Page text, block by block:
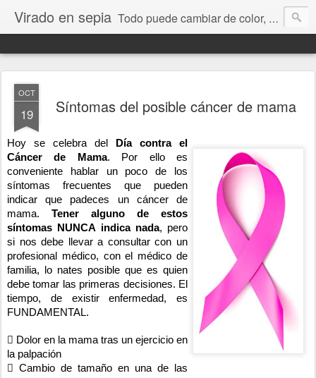
Virado en sepia Todo puede cambiar de color, depende de nosotros y de nuestra capacidad para aprender a mirar. Hablamos de sociedad, economía, empresa, política, RRHH, formación. De Historia reciente, de educación y de temas sociales.
OCT
19 Síntomas del posible cáncer de mama
Hoy se celebra del
Día contra el
Cáncer de Mama. Por ello es
conveniente hablar un poco de los
síntomas frecuentes que pueden
indicar que padeces un cáncer de
mama. Tener alguno de estos
síntomas NUNCA indica nada, pero
si nos debe llevar a consultar con un
profesional médico, con el médico de
familia, lo nates posible que es quien
debe tomar las primeras decisiones. El
tiempo, de existir enfermedad, es
FUNDAMENTAL.
 Dolor en la mama tras un ejercicio en
la palpación
 Cambio de tamaño en una de las